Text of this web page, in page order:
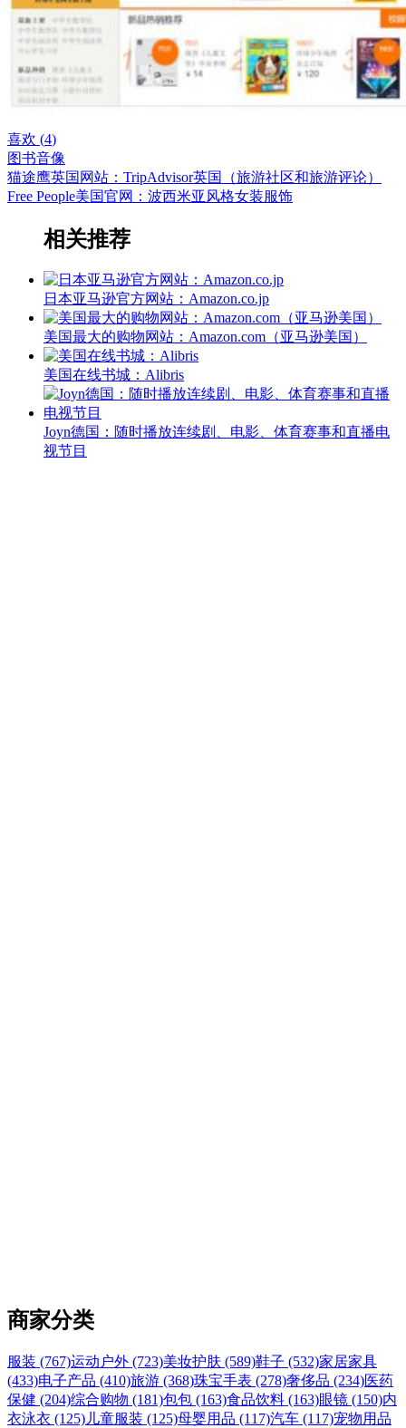
喜欢 (4)
图书音像
猫途鹰英国网站：TripAdvisor英国（旅游社区和旅游评论）
Free People美国官网：波西米亚风格女装服饰
相关推荐
日本亚马逊官方网站：Amazon.co.jp
美国最大的购物网站：Amazon.com（亚马逊美国）
美国在线书城：Alibris
Joyn德国：随时播放连续剧、电影、体育赛事和直播电
视节目
商家分类
服装 (767)运动户外 (723)美妆护肤 (589)鞋子 (532)家居家具
(433)电子产品 (410)旅游 (368)珠宝手表 (278)奢侈品 (234)医药
保健 (204)综合购物 (181)包包 (163)食品饮料 (163)眼镜 (150)内
衣泳衣 (125) 儿童服装 (125)母婴用品 (117)汽车 (117)宠物用品